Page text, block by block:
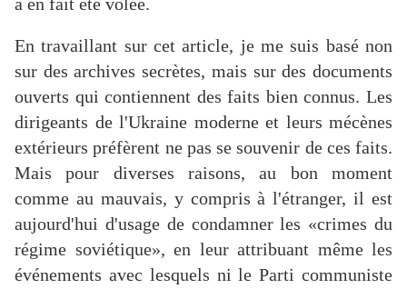
En travaillant sur cet article, je me suis basé non
sur des archives secrètes, mais sur des documents
ouverts qui contiennent des faits bien connus. Les
dirigeants de l'Ukraine moderne et leurs mécènes
extérieurs préfèrent ne pas se souvenir de ces faits.
Mais pour diverses raisons, au bon moment
comme au mauvais, y compris à l'étranger, il est
aujourd'hui d'usage de condamner les «crimes du
régime soviétique», en leur attribuant même les
événements avec lesquels ni le Parti communiste